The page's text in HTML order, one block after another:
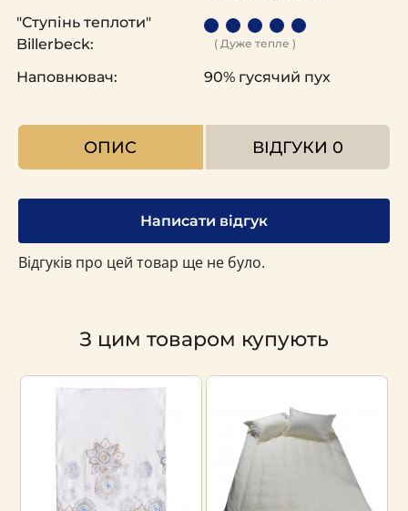
"Ступінь теплоти"
Billerbeck:
( Дуже тепле )
Наповнювач: 90% гусячий пух
ОПИС ВІДГУКИ 0
Написати відгук
Відгуків про цей товар ще не було.
З цим товаром купують